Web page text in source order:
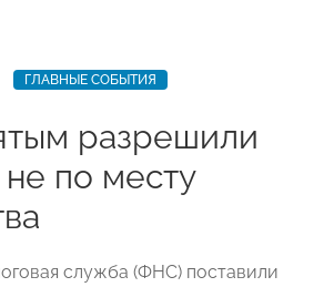
ГЛАВНЫЕ СОБЫТИЯ
разрешили
не по месту
служба (ФНС) поставили